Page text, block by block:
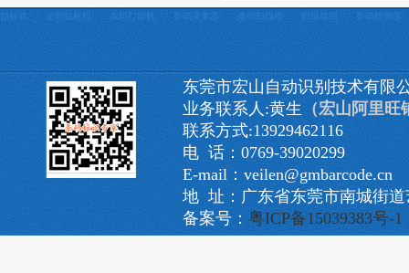
贴标机 定制贴标机 条码打印机 条码采集器 条码扫描枪 扫描模组 条码检测仪
东莞市宏山自动识别技术有限
业务联系人:黄生 （宏山阿里旺
联系方式:13929462116
电 话：0769-39020299
E-mail：veilen@gmbarcode.cn
地 址：广东省东莞市南城街
备案号： 粤ICP备15039383号-1